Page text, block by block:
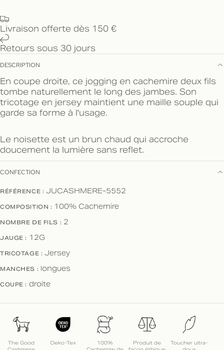
Livraison offerte dès 150 €
Retours sous 30 jours
DESCRIPTION
En coupe droite, ce jogging en cachemire deux fils
tombe naturellement le long des jambes. Son
tricotage en jersey maintient une maille souple qui
garde sa forme à l'usage.
Le noisette est un brun chaud qui accroche
doucement la lumière sans reflet.
CONFECTION
RÉFÉRENCE : JUCASHMERE-5552
COMPOSITION : 100% Cachemire
NOMBRE DE FILS : 2
JAUGE : 12G
TRICOTAGE : Jersey
MANCHES : longues
COUPE : droite
The Good
Oeko-Tex
100%
Produit de
Toucher ultra-